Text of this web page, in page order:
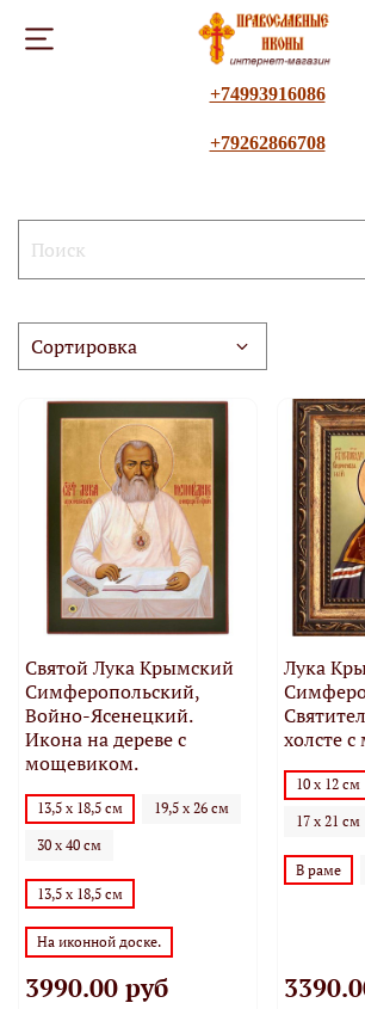
+74993916086
+79262866708
Святой Лука Крымский
Симферопольский,
Войно-Ясенецкий.
Икона на дереве с
мощевиком.
13,5 х 18,5 см 19,5 х 26 см
30 х 40 см
13,5 х 18,5 см
На иконной доске.
3990.00 руб
Лука
холсте
10 х 12 см
17 х 21 см
В раме